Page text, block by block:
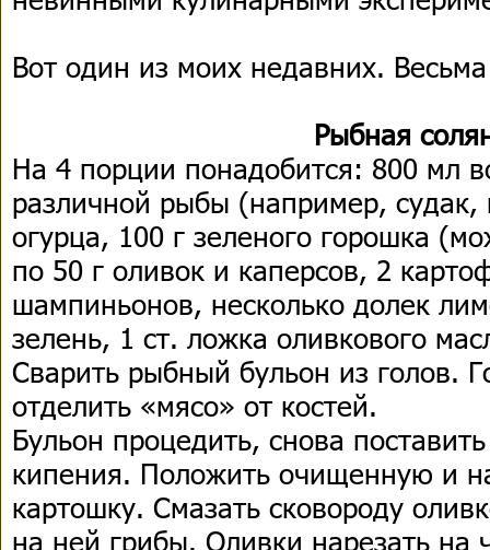
Вот один из моих недавних.
Рыбная
На 4 порции понадобится: 800 мл
различной рыбы (например,
огурца, 100 г зеленого горошка
по 50 г оливок и каперсов, 2
шампиньонов, несколько долек
зелень, 1 ст. ложка оливкового
Сварить рыбный бульон из голов.
отделить «мясо» от костей.
Бульон процедить, снова
кипения. Положить очищенную и
картошку. Смазать сковороду
на ней грибы. Оливки нарезать на